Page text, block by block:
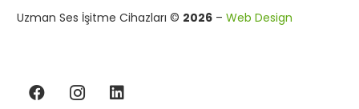
Uzman Ses İşitme Cihazları © 2026 – Web Design